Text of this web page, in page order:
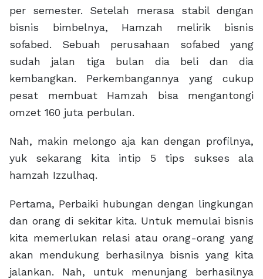
per semester. Setelah merasa stabil dengan
bisnis bimbelnya, Hamzah melirik bisnis
sofabed. Sebuah perusahaan sofabed yang
sudah jalan tiga bulan dia beli dan dia
kembangkan. Perkembangannya yang cukup
pesat membuat Hamzah bisa mengantongi
omzet 160 juta perbulan.
Nah, makin melongo aja kan dengan profilnya,
yuk sekarang kita intip 5 tips sukses ala
hamzah Izzulhaq.
Pertama, Perbaiki hubungan dengan lingkungan
dan orang di sekitar kita. Untuk memulai bisnis
kita memerlukan relasi atau orang-orang yang
akan mendukung berhasilnya bisnis yang kita
jalankan. Nah, untuk menunjang berhasilnya